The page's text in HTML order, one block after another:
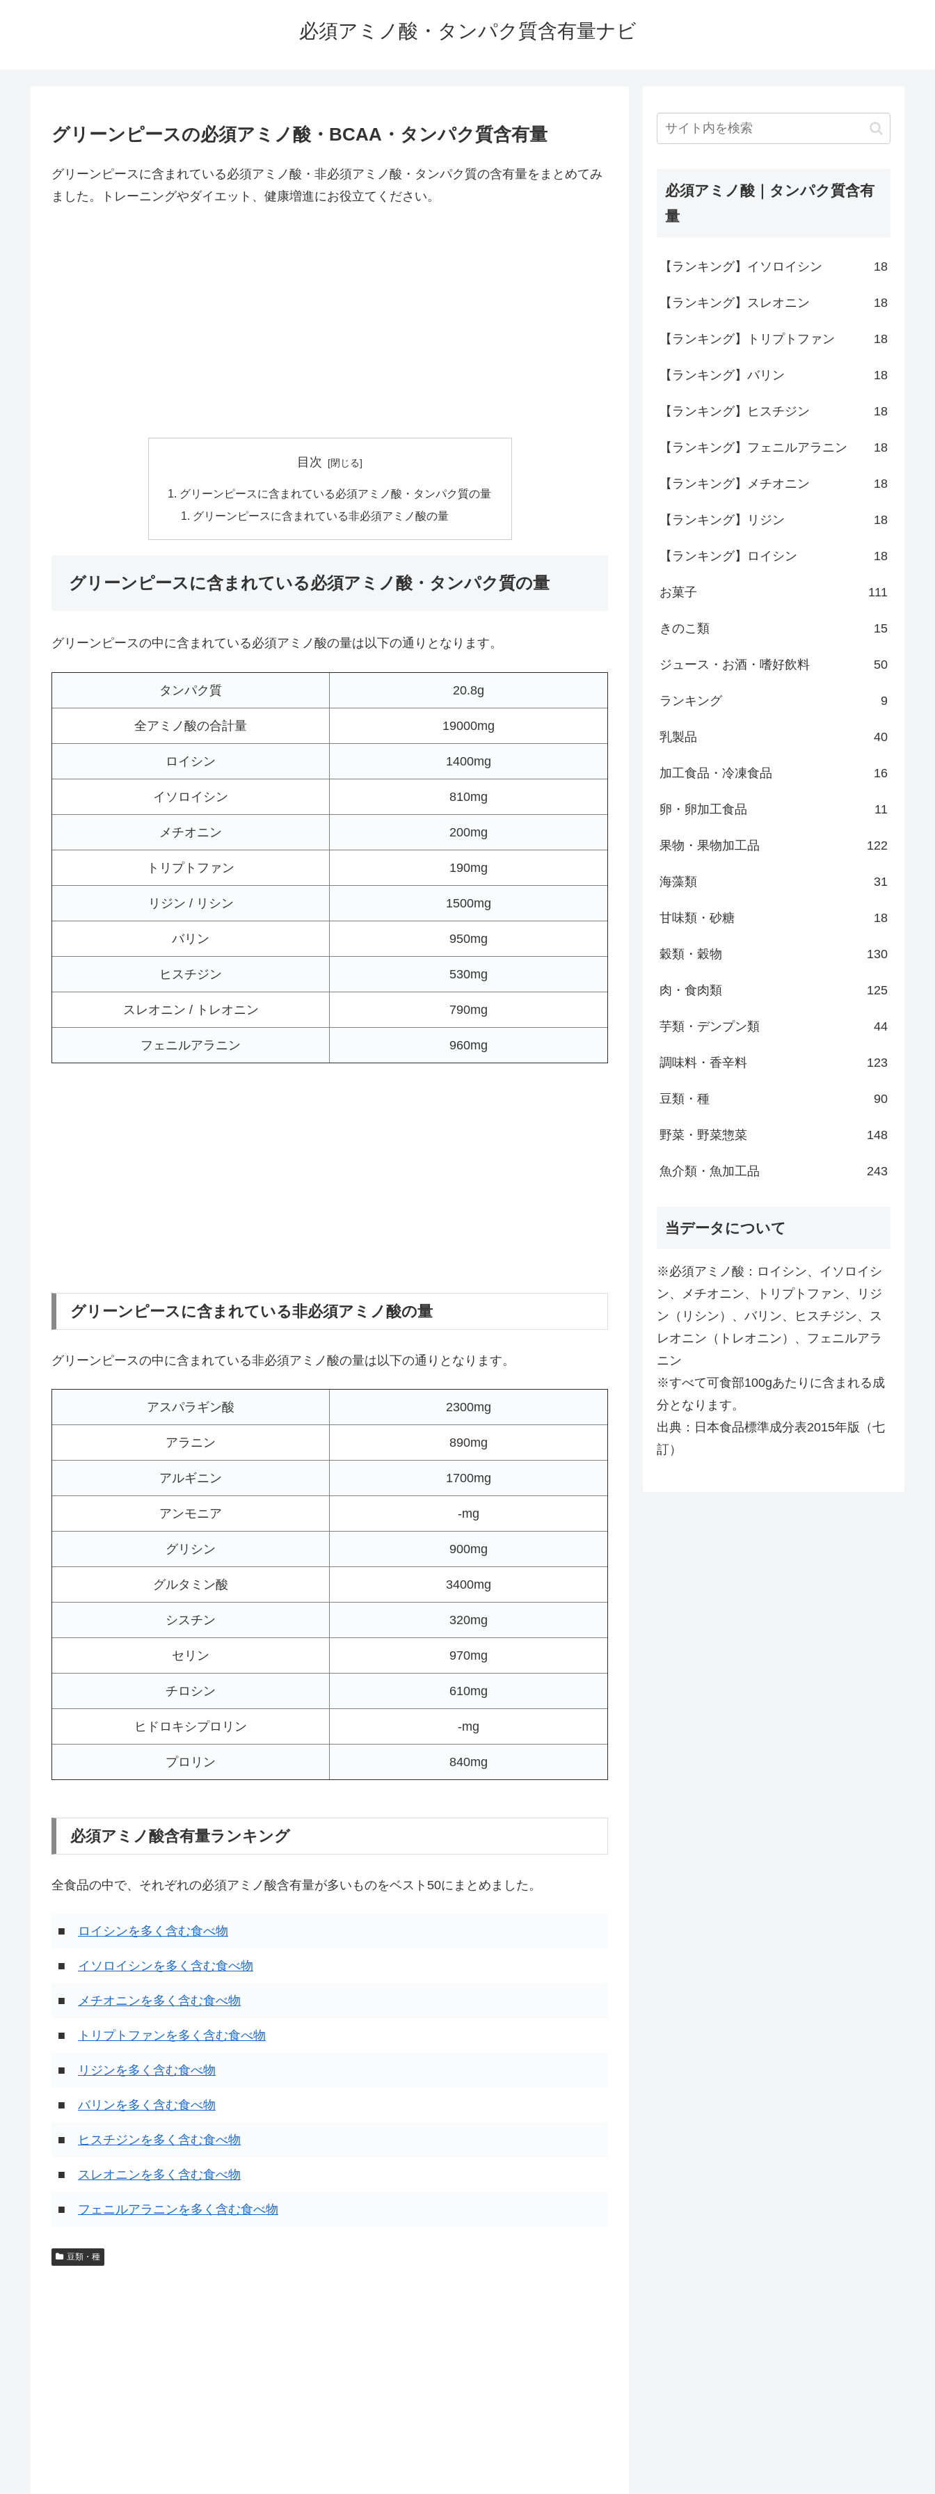
必須アミノ酸・タンパク質含有量ナビ
グリーンピースの必須アミノ酸・BCAA・タンパク質含有量
グリーンピースに含まれている必須アミノ酸・非必須アミノ酸・タンパク質の含有量をまとめてみ
ました。トレーニングやダイエット、健康増進にお役立てください。
目次
グリーンピースに含まれている必須アミノ酸・タンパク質の量
グリーンピースに含まれている非必須アミノ酸の量
グリーンピースに含まれている必須アミノ酸・タンパク質の量
グリーンピースの中に含まれている必須アミノ酸の量は以下の通りとなります。
タンパク質 20.8g
全アミノ酸の合計量 19000mg
ロイシン 1400mg
イソロイシン 810mg
メチオニン 200mg
トリプトファン 190mg
リジン / リシン 1500mg
バリン 950mg
ヒスチジン 530mg
スレオニン / トレオニン 790mg
フェニルアラニン 960mg
グリーンピースに含まれている非必須アミノ酸の量
グリーンピースの中に含まれている非必須アミノ酸の量は以下の通りとなります。
アスパラギン酸 2300mg
アラニン 890mg
アルギニン 1700mg
アンモニア -mg
グリシン 900mg
グルタミン酸 3400mg
シスチン 320mg
セリン 970mg
チロシン 610mg
ヒドロキシプロリン -mg
プロリン 840mg
必須アミノ酸含有量ランキング
全食品の中で、それぞれの必須アミノ酸含有量が多いものをベスト50にまとめました。
■ ロイシンを多く含む食べ物
■ イソロイシンを多く含む食べ物
■ メチオニンを多く含む食べ物
■ トリプトファンを多く含む食べ物
■ リジンを多く含む食べ物
■ バリンを多く含む食べ物
■ ヒスチジンを多く含む食べ物
■ スレオニンを多く含む食べ物
■ フェニルアラニンを多く含む食べ物
豆類・種
必須アミノ酸｜タンパク質含有
量
【ランキング】イソロイシン 18
【ランキング】スレオニン 18
【ランキング】トリプトファン 18
【ランキング】バリン 18
【ランキング】ヒスチジン 18
【ランキング】フェニルアラニン 18
【ランキング】メチオニン 18
【ランキング】リジン 18
【ランキング】ロイシン 18
お菓子 111
きのこ類 15
ジュース・お酒・嗜好飲料 50
ランキング 9
乳製品 40
加工食品・冷凍食品 16
卵・卵加工食品 11
果物・果物加工品 122
海藻類 31
甘味類・砂糖 18
穀類・穀物 130
肉・食肉類 125
芋類・デンプン類 44
調味料・香辛料 123
豆類・種 90
野菜・野菜惣菜 148
魚介類・魚加工品 243
当データについて
※必須アミノ酸：ロイシン、イソロイシ
ン、メチオニン、トリプトファン、リジ
ン（リシン）、バリン、ヒスチジン、ス
レオニン（トレオニン）、フェニルアラ
ニン
※すべて可食部100gあたりに含まれる成
分となります。
出典：日本食品標準成分表2015年版（七
訂）